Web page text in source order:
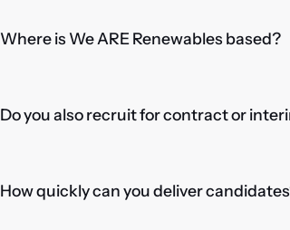
Where is We ARE Renewables based?
Do you also recruit for contract or
How quickly can you deliver